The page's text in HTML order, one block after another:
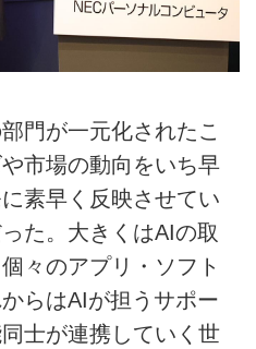
門が一元化されたこ
市場の動向をいち早
素早く反映させてい
た。大きくはAIの取
々のアプリ・ソフト
らはAIが担うサポー
士が連携していく世